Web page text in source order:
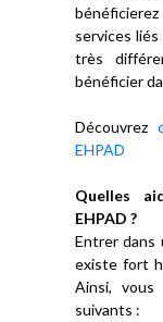
services
très
bénéficier
Découvrez
EHPAD
Quelles
EHPAD ?
Entrer dans
existe fort
Ainsi, vous
suivants :